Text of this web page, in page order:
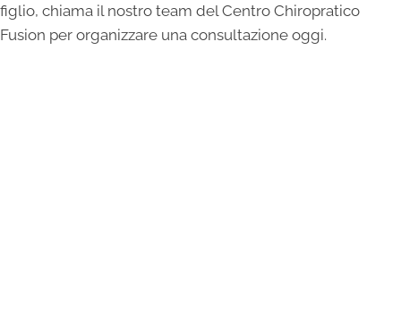
figlio, chiama il nostro team del Centro Chiropratico
Fusion per organizzare una consultazione oggi.